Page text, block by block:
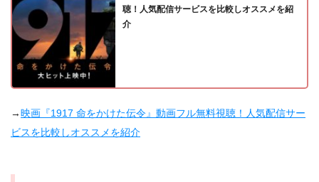
聴！人気配信サービスを比較しオススメを紹
介
→映画『1917 命をかけた伝令』動画フル無料視聴！人気配信サー
ビスを比較しオススメを紹介